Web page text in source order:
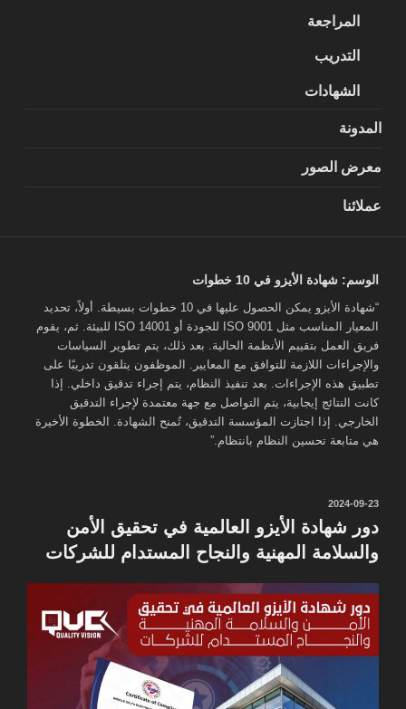
المراجعة
التدريب
الشهادات
المدونة
معرض الصور
عملائنا
الوسم: شهادة الأيزو في 10 خطوات
“شهادة الأيزو يمكن الحصول عليها في 10 خطوات بسيطة. أولاً، تحديد
المعيار المناسب مثل ISO 9001 للجودة أو ISO 14001 للبيئة. ثم، يقوم
فريق العمل بتقييم الأنظمة الحالية. بعد ذلك، يتم تطوير السياسات
والإجراءات اللازمة للتوافق مع المعايير. الموظفون يتلقون تدريبًا على
تطبيق هذه الإجراءات. بعد تنفيذ النظام، يتم إجراء تدقيق داخلي. إذا
كانت النتائج إيجابية، يتم التواصل مع جهة معتمدة لإجراء التدقيق
الخارجي. إذا اجتازت المؤسسة التدقيق، تُمنح الشهادة. الخطوة الأخيرة
هي متابعة تحسين النظام بانتظام.”
نُشر
2024-09-23
دور شهادة الأيزو العالمية في تحقيق الأمن
والسلامة المهنية والنجاح المستدام للشركات